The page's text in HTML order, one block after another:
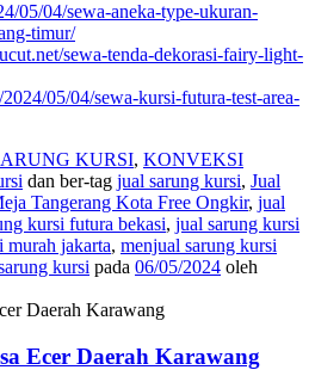
05/04/sewa-aneka-type-ukuran-
timur/
sewa-tenda-dekorasi-fairy-light-
05/04/sewa-kursi-futura-test-area-
KURSI, KONVEKSI
dan ber-tag jual sarung kursi, Jual
Tangerang Kota Free Ongkir, jual
kursi futura bekasi, jual sarung kursi
murah jakarta, menjual sarung kursi
kursi pada 06/05/2024 oleh
Ecer Daerah Karawang